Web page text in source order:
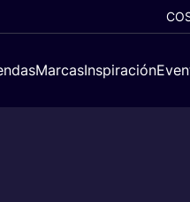
MarcasInspiración